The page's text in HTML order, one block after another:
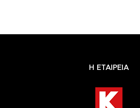
Η ΕΤΑΙΡΕΙΑ